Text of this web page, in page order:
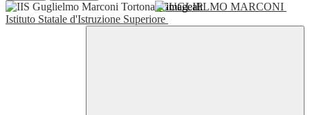
GUGLIELMO MARCONI
Istituto Statale d'Istruzione Superiore